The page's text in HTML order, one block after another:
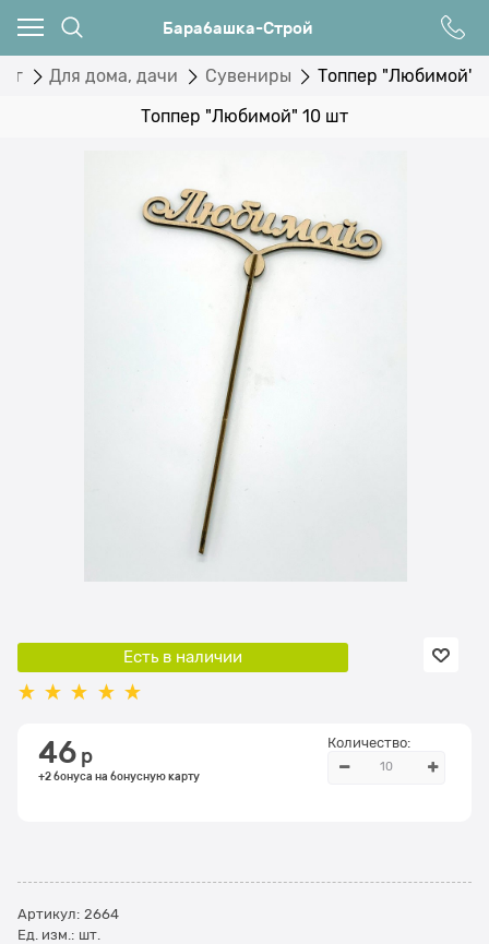
Барабашка-Строй
Для дома, дачи Сувениры Топпер "Любимой"
Топпер "Любимой" 10 шт
Есть в наличии
46 р
+2 бонуса на бонусную карту
Количество:
Артикул: 2664
Ед. изм.: шт.